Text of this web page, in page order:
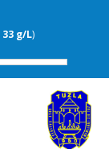
33 g/L)